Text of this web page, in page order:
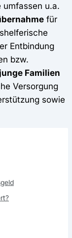
umfassen u.a.
für
Entbindung
bzw.
Familien
Versorgung
sowie